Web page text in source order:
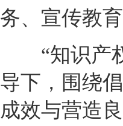
务、宣传教
“知识产权
导下，围绕
成效与营造